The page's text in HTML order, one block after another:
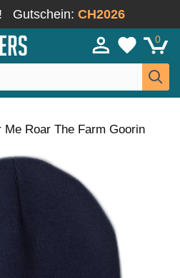
Gutschein: CH2026
0
Roar The Farm Goorin